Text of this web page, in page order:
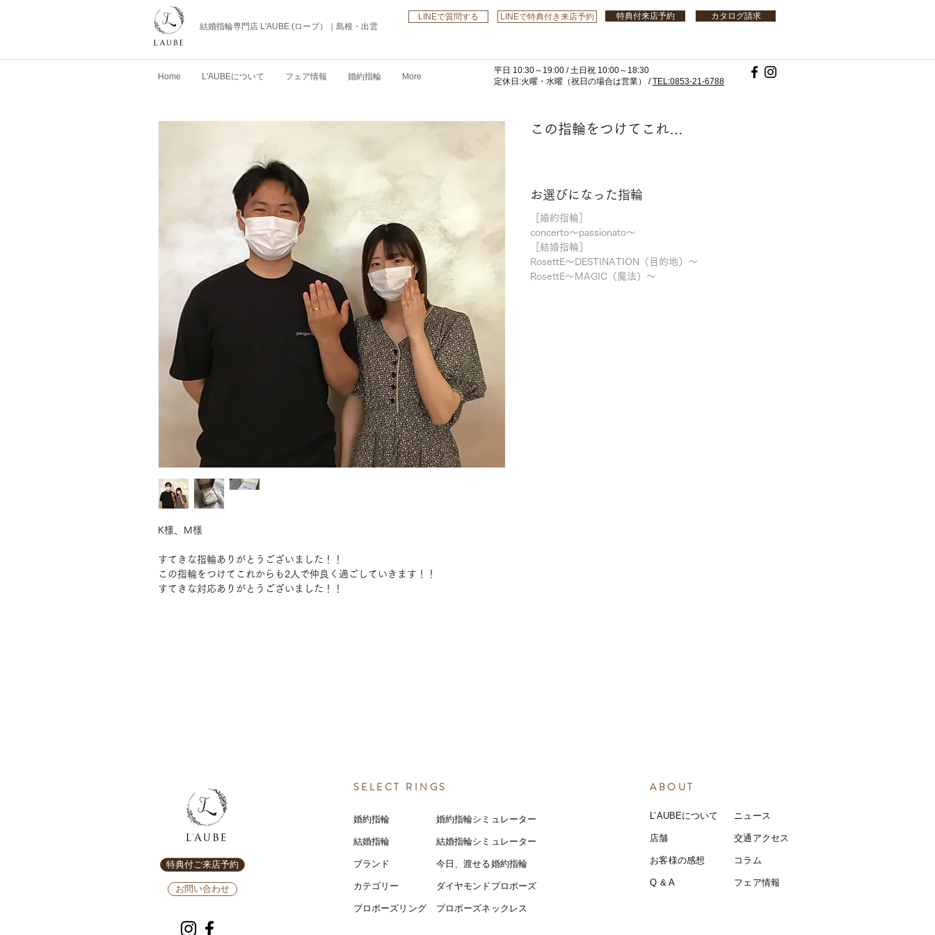
結婚指輪専門店 L'AUBE (ローブ）｜島根・出雲
LINEで質問する LINEで特典付き来店予約 特典付来店予約 カタログ請求
Home L'AUBEについて フェア情報 婚約指輪 More
平日 10:30～19:00 /土日祝 10:00～18:30
​定休日:火曜・水曜 （祝日の場合は営業） /TEL:0853-21-6788
K様、M様
すてきな指輪ありがとうございました！！
この指輪をつけてこれからも2人で仲良く過ごしていきます！！
すてきな対応ありがとうございました！！
この指輪をつけてこれ…
お選びになった指輪
［婚約指輪］
concerto～passionato～
［結婚指輪］
RosettE～DESTINATION（目的地）～
RosettE～MAGIC（魔法）～
特典付ご来店予約
お問い合わせ
SELECT RINGS
婚約指輪
結婚指輪
ブランド
カテゴリー
プロポーズリング
婚約指輪シミュレーター
結婚指輪シミ ュ レーター
今日、渡せる婚約指輪
ダイヤモンドプロポーズ
プロポーズネックレス
ABOUT
L’AUBEについて
店舗
お客様の感想
​Q & A
​ニュース
​交通アクセス
コラム
​​フェア情報